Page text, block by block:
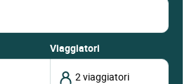
Viaggiatori